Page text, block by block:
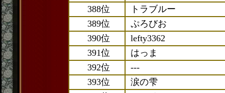
388位
トラブルー
389位
ぷろびお
390位
lefty3362
391位
はっま
392位
---
393位
涙の雫